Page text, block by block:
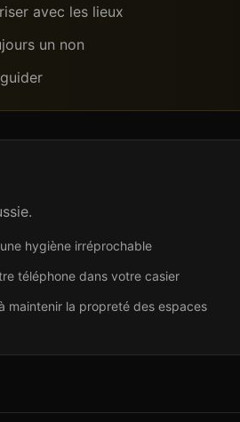
avec les lieux
un non
hygiène irréprochable
téléphone dans votre casier
maintenir la propreté des espaces